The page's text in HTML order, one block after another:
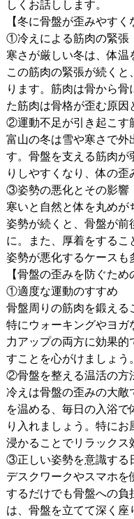
しくお話しします。
【冬に骨盤が歪みやすく
①冷えによる筋肉の緊張
寒さが厳しい冬は、体温
この筋肉の緊張が続く
ります。筋肉は骨から
た筋肉は骨格が歪む原因
②運動不足が引き起こす
富山の冬は雪や寒さで外
す。骨盤を支える筋肉が
りしやすくなり、体の歪
③姿勢の悪化とその影響
寒いと自然と体を丸め
姿勢が続くと、骨盤が前
に。また、厚着をするこ
姿勢が悪化するケースも
【骨盤の歪みを防ぐため
①適度な運動のすすめ
骨盤周りの筋肉を鍛える
特にウォーキングやヨガ
力アップの両方に効果
すことを心がけましょう。
②骨盤を整える温活の方
冷えは骨盤の歪みの大敵
を温める、毎日の入浴
り入れましょう。特に
浸かることでリラックス
③正しい姿勢を意識する
デスクワークやスマホ
するだけでも骨盤への負
は、骨盤を立てて深く座